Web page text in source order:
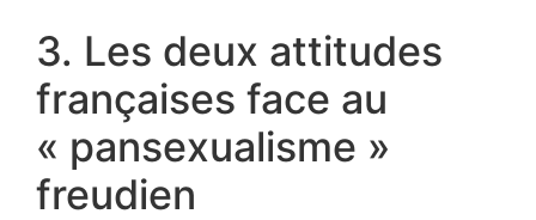
3. Les deux attitudes
françaises face au
« pansexualisme »
freudien